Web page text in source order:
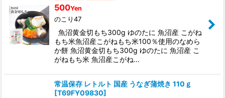
500Yen
のこり47
魚沼黄金切もち300g ゆのたに 魚沼産 こがね
もち米魚沼産こがねもち米100％使用のなめら
か餅 魚沼黄金切もち300g ゆのたに 魚沼産 こ
がねもち米 魚沼産こがね…
常温保存 レトルト 国産 うなぎ蒲焼き 110ｇ
[T69FY09830]